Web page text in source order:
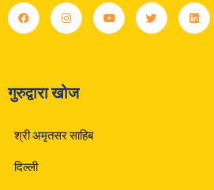
गुरुद्वारा खोज
श्री अमृतसर साहिब
दिल्ली